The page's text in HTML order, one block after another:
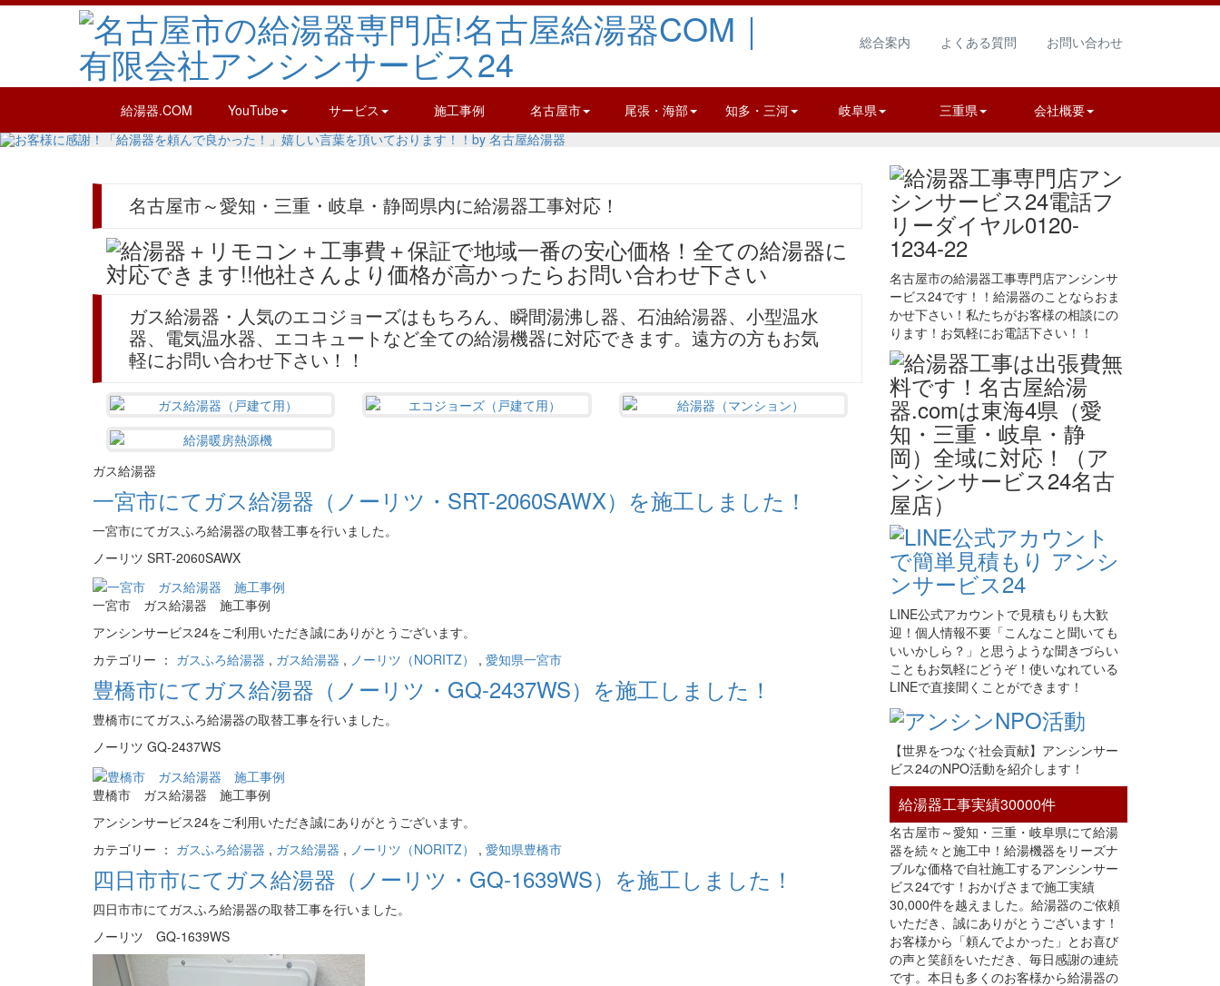
総合案内 よくある質問 お問い合わせ
給湯器.COM YouTube サービス 施工事例 名古屋市 尾張・海部 知多・三河 岐阜県 三重県 会社概要
名古屋市～愛知・三重・岐阜・静岡県内に給湯器工事対応！
ガス給湯器・人気のエコジョーズはもちろん、瞬間湯沸し器、石油給湯器、小型温水
器、電気温水器、エコキュートなど全ての給湯機器に対応できます。遠方の方もお気
軽にお問い合わせ下さい！！
ガス給湯器
一宮市にてガス給湯器（ノーリツ・SRT-2060SAWX）を施工しました！
一宮市にてガスふろ給湯器の取替工事を行いました。
ノーリツ SRT-2060SAWX
一宮市 ガス給湯器 施工事例
アンシンサービス24をご利用いただき誠にありがとうございます。
カテゴリー ： ガスふろ給湯器 , ガス給湯器 , ノーリツ（NORITZ） , 愛知県一宮市
豊橋市にてガス給湯器（ノーリツ・GQ-2437WS）を施工しました！
豊橋市にてガスふろ給湯器の取替工事を行いました。
ノーリツ GQ-2437WS
豊橋市 ガス給湯器 施工事例
アンシンサービス24をご利用いただき誠にありがとうございます。
カテゴリー ： ガスふろ給湯器 , ガス給湯器 , ノーリツ（NORITZ） , 愛知県豊橋市
四日市市にてガス給湯器（ノーリツ・GQ-1639WS）を施工しました！
四日市市にてガスふろ給湯器の取替工事を行いました。
ノーリツ GQ-1639WS
名古屋市の給湯器工事専門店アンシンサ
ービス24です！！給湯器のことならおま
かせ下さい！私たちがお客様の相談にの
ります！お気軽にお電話下さい！！
LINE公式アカウントで見積もりも大歓
迎！個人情報不要「こんなこと聞いても
いいかしら？」と思うような聞きづらい
こともお気軽にどうぞ！使いなれている
LINEで直接聞くことができます！
【世界をつなぐ社会貢献】アンシンサー
ビス24のNPO活動を紹介します！
給湯器工事実績30000件
名古屋市～愛知・三重・岐阜県にて給湯
器を続々と施工中！給湯機器をリーズナ
ブルな価格で自社施工するアンシンサー
ビス24です！おかげさまで施工実績
30,000件を越えました。給湯器のご依頼
いただき、誠にありがとうございます！
お客様から「頼んでよかった」とお喜び
の声と笑顔をいただき、毎日感謝の連続
です。本日も多くのお客様から給湯器の